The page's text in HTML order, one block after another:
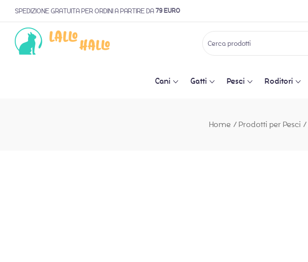
SPEDIZIONE GRATUITA PER ORDINI A PARTIRE DA79 EURO
Cani Gatti Pesci Roditori
Home / Prodotti per Pesci /